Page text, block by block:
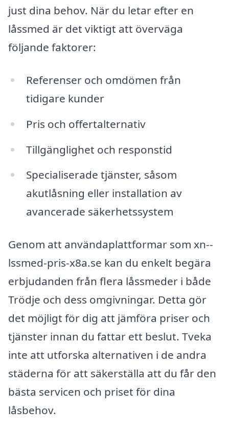
just dina behov. När du letar efter en
låssmed är det viktigt att överväga
följande faktorer:
Referenser och omdömen från
tidigare kunder
Pris och offertalternativ
Tillgänglighet och responstid
Specialiserade tjänster, såsom
akutlåsning eller installation av
avancerade säkerhetssystem
Genom att användaplattformar som xn--
lssmed-pris-x8a.se kan du enkelt begära
erbjudanden från flera låssmeder i både
Trödje och dess omgivningar. Detta gör
det möjligt för dig att jämföra priser och
tjänster innan du fattar ett beslut. Tveka
inte att utforska alternativen i de andra
städerna för att säkerställa att du får den
bästa servicen och priset för dina
låsbehov.